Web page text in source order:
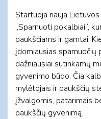
Startuoja nauja
,,Sparnuoti pokalbiai“,
paukščiams ir gamtai!
įdomiausias sparnuočių
dažniausiai sutinkamų
gyvenimo būdo. Čia
mylėtojais ir paukščių
įžvalgomis, patarimais
paukščių gyvenimą.